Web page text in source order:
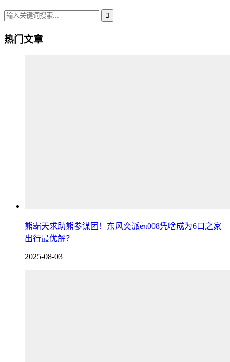
热门文章
熊霸天求助熊参谋团！东风奕派eπ008凭啥成为6口之家
出行最优解？
2025-08-03